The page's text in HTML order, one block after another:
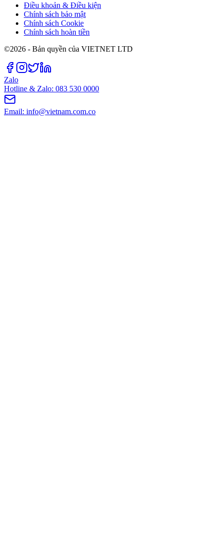
Điều khoản & Điều kiện
Chính sách bảo mật
Chính sách Cookie
Chính sách hoàn tiền
©2026 - Bản quyền của VIETNET LTD
Zalo
Hotline & Zalo: 083 530 0000
Email: info@vietnam.com.co